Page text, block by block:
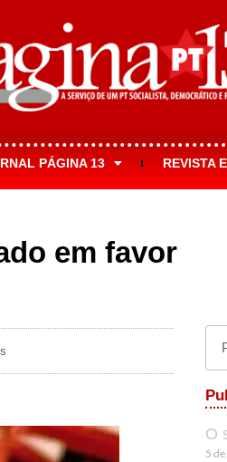
PÁGINA 13 REVISTA
em favor
O
5